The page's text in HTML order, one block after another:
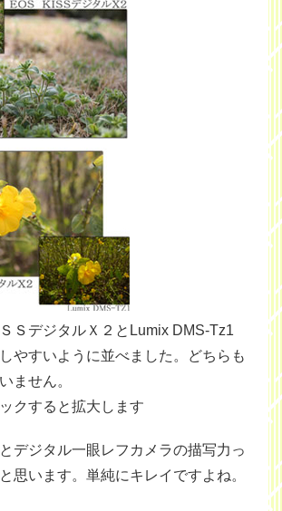
ＳデジタルＸ２とLumix DMS-Tz1
やすいように並べました。どちらも
ません。
クすると拡大します
デジタル一眼レフカメラの描写力っ
思います。単純にキレイですよね。